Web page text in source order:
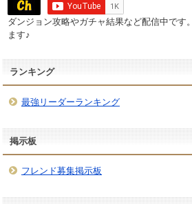
ダンジョン攻略やガチャ結果など配信中です
ます♪
ランキング
最強リーダーランキング
掲示板
フレンド募集掲示板